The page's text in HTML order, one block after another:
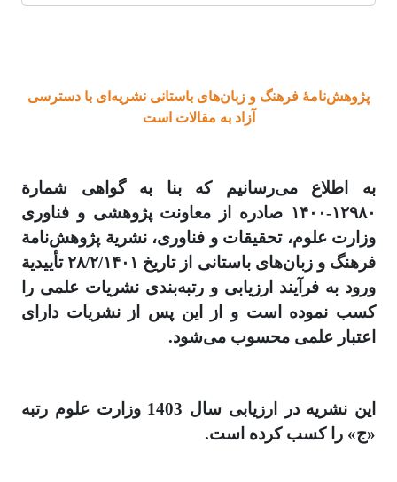
پژوهش‌نامۀ فرهنگ و زبان‌های باستانی نشریه‌ای با دسترسی
آزاد به مقالات است
به اطلاع می‌رسانیم که بنا به گواهی شمارة
۱۲۹۸۰-۱۴۰۰ صادره از معاونت پژوهشی و فناوری
وزارت علوم، تحقیقات و فناوری، نشریة پژوهش‌نامة
فرهنگ و زبان‌های باستانی از تاریخ ۲۸/۲/۱۴۰۱ تأییدیة
ورود به فرآیند ارزیابی و رتبه‌بندی نشریات علمی را
کسب نموده است و از این پس از نشریات دارای
اعتبار علمی محسوب می‌شود.
این نشریه در ارزیابی سال 1403 و زارت علوم رتبه
«ج» را کسب کرده است.